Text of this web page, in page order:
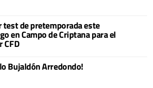
test de pretemporada este
en Campo de Criptana para el
CFD
Bujaldón Arredondo!